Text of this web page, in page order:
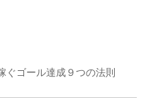
ぐゴール達成９つの法則